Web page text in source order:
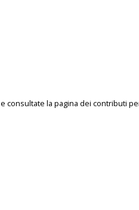
e consultate la pagina dei contributi